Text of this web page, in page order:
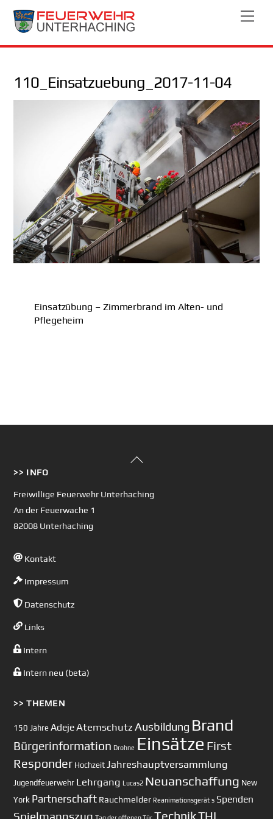
Skip
110_Einsatzuebung_2017-11-04
Einsatzübung – Zimmerbrand im Alten- und
Pflegeheim
Back
>> INFO
Freiwillige Feuerwehr Unterhaching
An der Feuerwache 1
82008 Unterhaching
Kontakt
Impressum
Datenschutz
Links
Intern
Intern neu (beta)
>> THEMEN
150 Jahre AdejeAtemschutz Ausbildung Brand
Bürgerinformation Drohne Einsätze First
Responder Hochzeit Jahreshauptversammlung
Jugendfeuerwehr Lehrgang Lucas2 Neuanschaffung New
York Partnerschaft Rauchmelder Reanimationsgerät s Spenden
Spielmannszug TechnikTHL